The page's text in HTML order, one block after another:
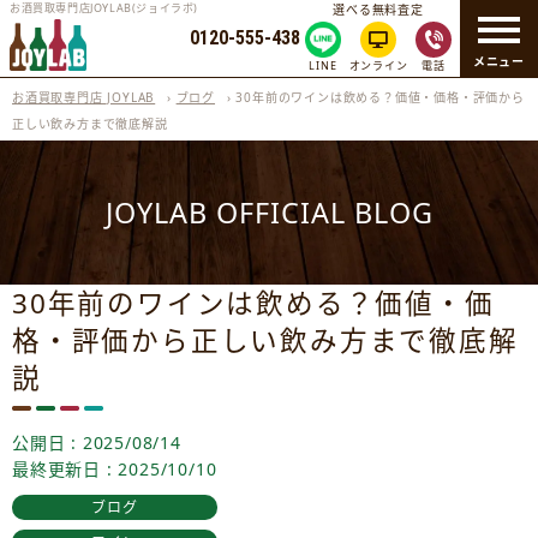
メニュー
お酒買取専門店JOYLAB(ジョイラボ)
0120-555-438
選べる無料査定
LINE オンライン 電話
お酒買取専門店 JOYLAB › ブログ ›30年前のワインは飲める？価値・価格・評価から
正しい飲み方まで徹底解説
JOYLAB OFFICIAL BLOG
30年前のワインは飲める？価値・価
格・評価から正しい飲み方まで徹底解
説
公開日 : 2025/08/14
最終更新日 : 2025/10/10
ブログ